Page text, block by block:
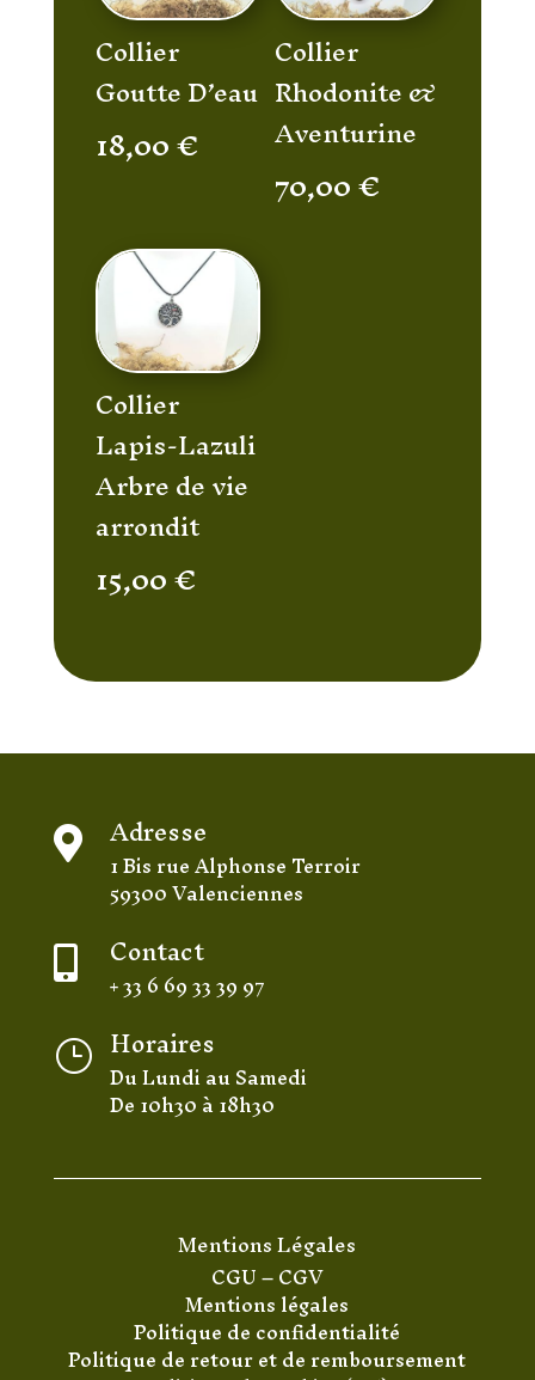
Collier
Goutte D’eau
18,00€
Collier
Rhodonite &
Aventurine
70,00€
Collier
Lapis-Lazuli
Arbre de vie
arrondit
15,00€
 Adresse
1 Bis rue Alphonse Terroir
59300 Valenciennes
 Contact
+ 33 6 69 33 39 97
} Horaires
Du Lundi au Samedi
De 10h30 à 18h30
Mentions Légales
CGU–CGV
Mentions légales
Politique de confidentialité
Politique de retour et de remboursement